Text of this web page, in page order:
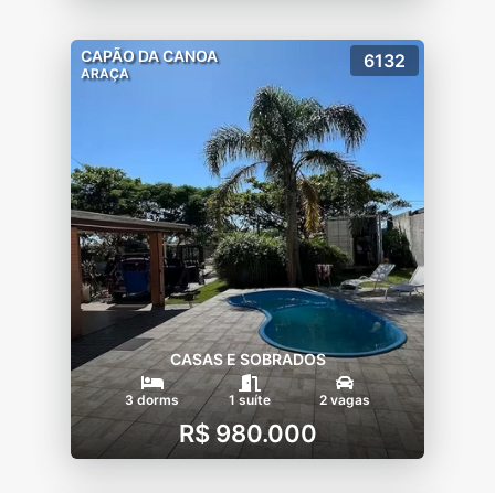
CAPÃO DA CANOA
ARAÇA
6132
CASAS E SOBRADOS
3 dorms 1 suíte 2 vagas
R$ 980.000